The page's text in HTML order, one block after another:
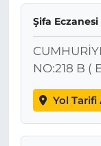
Şifa Eczanesi
NO:218 B (
Yol Tarifi